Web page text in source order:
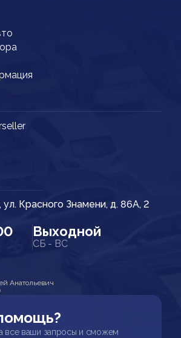
ул. Красного Знамени, д. 86А, 2
Выходной
СБ - ВС
Анатольевич
все ваши запросы и сможем